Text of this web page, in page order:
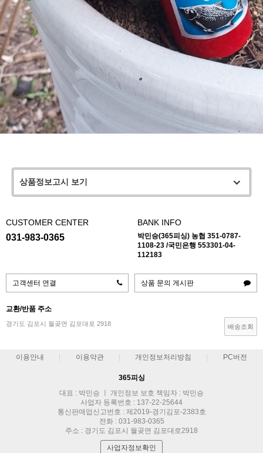
상품정보고시 보기
CUSTOMER CENTER
031-983-0365
BANK INFO
박민승(365피싱) 농협 351-0787-
1108-23 /국민은행 553301-04-
112183
고객센터 연결 상품 문의 게시판
교환/반품 주소
경기도 김포시 월곶면 김포대로 2918 배송조회
이용안내 이용약관 개인정보처리방침 PC버전
365피싱
대표 : 박민승 ㅣ 개인정보 보호 책임자 : 박민승
사업자 등록번호 : 137-22-25644
통신판매업신고번호 : 제2019-경기김포-2383호
전화 : 031-983-0365
주소 : 경기도 김포시 월곶면 김포대로2918
사업자정보확인